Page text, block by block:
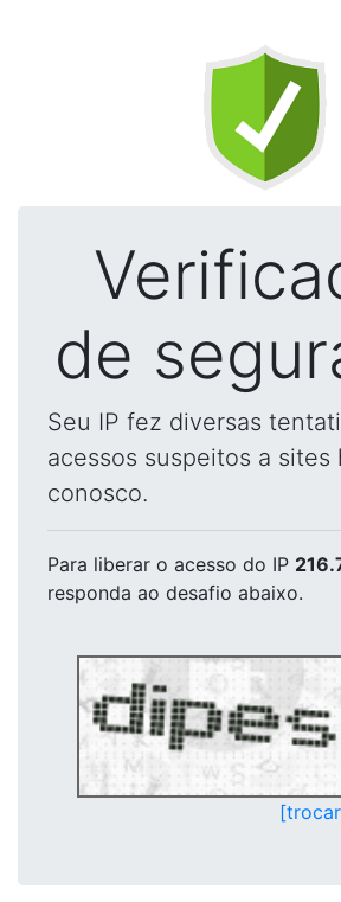
de
Seu IP fez diversas
acessos suspeitos a sites
conosco.
Para liberar o acesso do IP
responda ao desafio abaixo.